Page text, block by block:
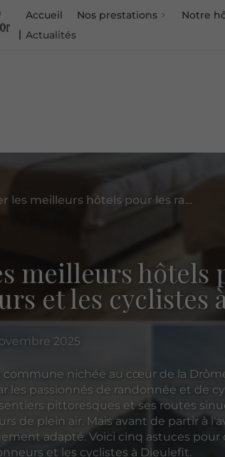
Accueil Nos prestations Notre
Actualités
Trouver les meilleurs hôtels pour les randonneurs et les cyclistes à Dieulefit
meilleurs hôtels
et les cyclistes
2025
nichée au cœur de la
les passionnés de randonnée et de
sentiers pittoresques et ses routes
de plein air. Mais avant de partir à
adapté. Voici cinq astuces pour
et les cyclistes à Dieulefit.